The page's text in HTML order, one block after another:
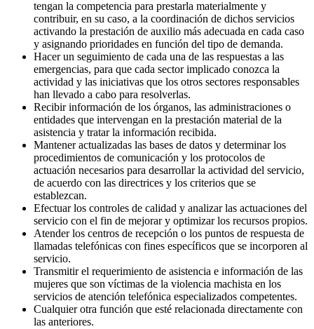
tengan la competencia para prestarla materialmente y
contribuir, en su caso, a la coordinación de dichos servicios
activando la prestación de auxilio más adecuada en cada caso
y asignando prioridades en función del tipo de demanda.
Hacer un seguimiento de cada una de las respuestas a las
emergencias, para que cada sector implicado conozca la
actividad y las iniciativas que los otros sectores responsables
han llevado a cabo para resolverlas.
Recibir información de los órganos, las administraciones o
entidades que intervengan en la prestación material de la
asistencia y tratar la información recibida.
Mantener actualizadas las bases de datos y determinar los
procedimientos de comunicación y los protocolos de
actuación necesarios para desarrollar la actividad del servicio,
de acuerdo con las directrices y los criterios que se
establezcan.
Efectuar los controles de calidad y analizar las actuaciones del
servicio con el fin de mejorar y optimizar los recursos propios.
Atender los centros de recepción o los puntos de respuesta de
llamadas telefónicas con fines específicos que se incorporen al
servicio.
Transmitir el requerimiento de asistencia e información de las
mujeres que son víctimas de la violencia machista en los
servicios de atención telefónica especializados competentes.
Cualquier otra función que esté relacionada directamente con
las anteriores.